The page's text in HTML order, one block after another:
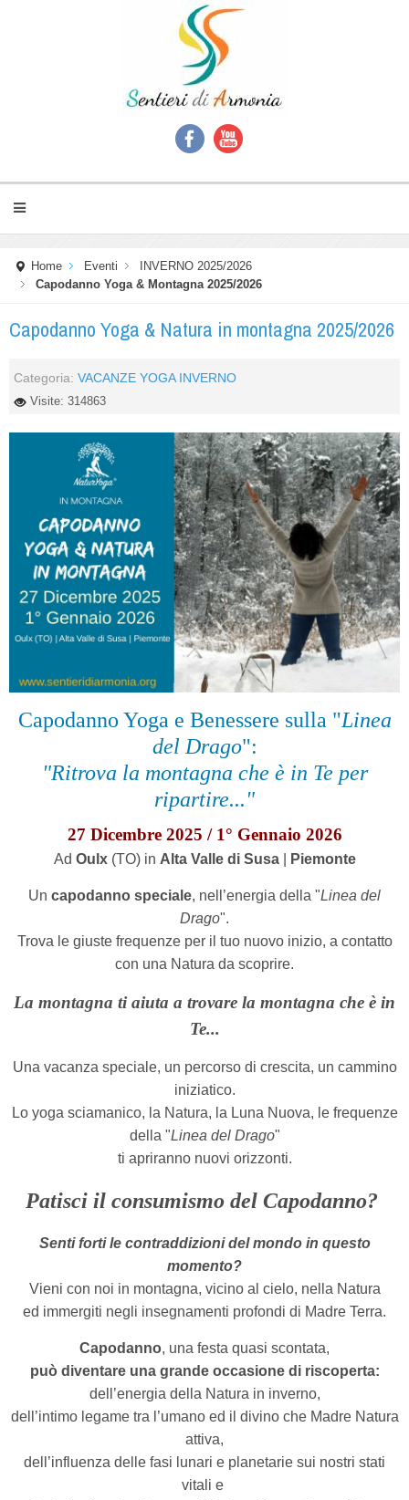
Home Eventi
INVERNO 2025/2026
Capodanno Yoga & Montagna 2025/2026
Capodanno Yoga & Natura in montagna 2025/2026
Categoria: VACANZE YOGA INVERNO
Visite: 314863
Capodanno Yoga e Benessere sulla "Linea
del Drago":
"Ritrova la montagna che è in Te per
ripartire..."
27 Dicembre 2025 / 1° Gennaio 2026
Ad Oulx(TO) in Alta Valle di Susa| Piemonte
Un capodanno speciale, nell’energia della "Linea del
Drago".
Trova le giuste frequenze per il tuo nuovo inizio, a contatto
con una Natura da scoprire.
La montagna ti aiuta a trovare la montagna che è in
Te...
Una vacanza speciale, un percorso di crescita, un cammino
iniziatico.
Lo yoga sciamanico, la Natura, la Luna Nuova, le frequenze
della "Linea del Drago"
ti apriranno nuovi orizzonti.
Patisci il consumismo del Capodanno?
Senti forti le contraddizioni del mondo in questo
momento?
Vieni con noi in montagna, vicino al cielo, nella Natura
ed immergiti negli insegnamenti profondi di Madre Terra.
Capodanno, una festa quasi scontata,
può diventare una grande occasione di riscoperta:
dell’energia della Natura in inverno,
dell’intimo legame tra l’umano ed il divino che Madre Natura
attiva,
dell’influenza delle fasi lunari e planetarie sui nostri stati
vitali e